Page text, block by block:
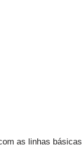
as linhas básicas